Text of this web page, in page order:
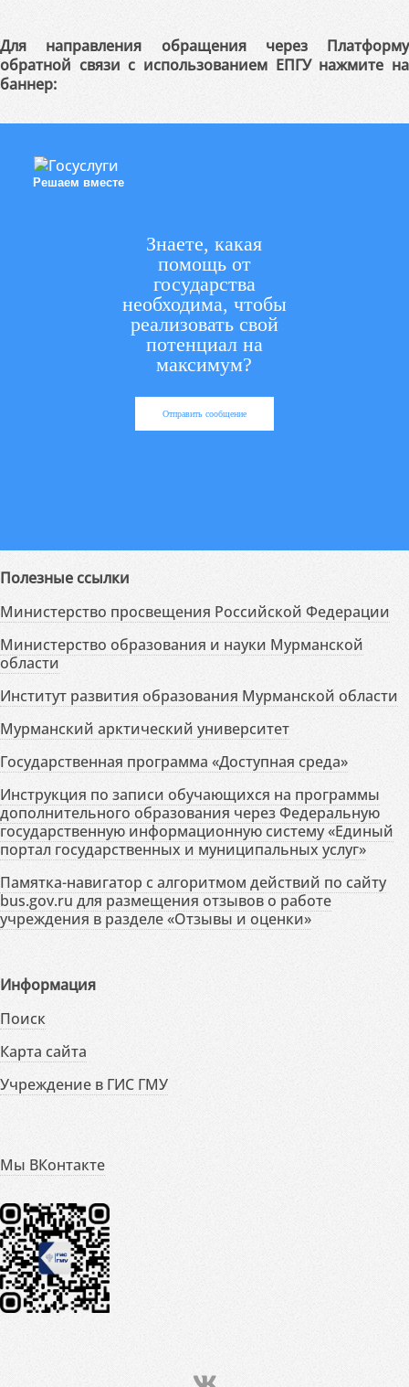
Для направления обращения через Платформу
обратной связи с использованием ЕПГУ нажмите на
баннер:
Решаем вместе
Знаете, какая
помощь от
государства
необходима, чтобы
реализовать свой
потенциал на
максимум?
Отправить сообщение
Полезные ссылки
Министерство просвещения Российской Федерации
Министерство образования и науки Мурманской
области
Институт развития образования Мурманской области
Мурманский арктический университет
Государственная программа «Доступная среда»
Инструкция по записи обучающихся на программы
дополнительного образования через Федеральную
государственную информационную систему «Единый
портал государственных и муниципальных услуг»
Памятка-навигатор с алгоритмом действий по сайту
bus.gov.ru для размещения отзывов о работе
учреждения в разделе «Отзывы и оценки»
Информация
Поиск
Карта сайта
Учреждение в ГИС ГМУ
Мы ВКонтакте